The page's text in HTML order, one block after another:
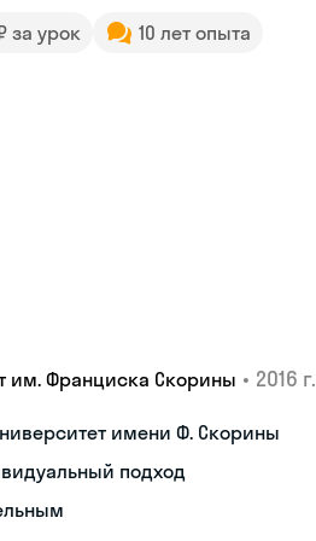
за урок 10 лет опыта
им. Франциска Скорины • 2016 г.
имени Ф. Скорины
подход